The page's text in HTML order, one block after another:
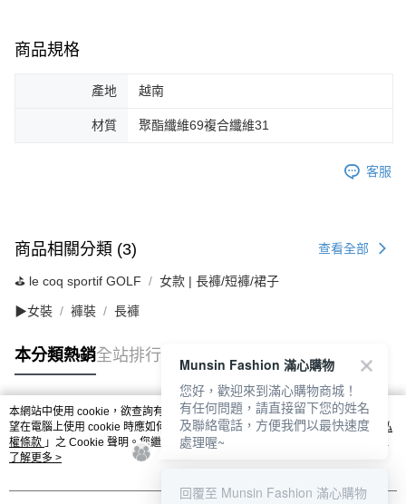
商品規格
產地 越南
材質 聚酯纖維69複合纖維31
客服
商品相關分類 (3) 查看全部
⛳️ le coq sportif GOLF 女款 | 長褲/短褲/裙子
▶女裝 褲裝 長褲
本分類熱銷全站排行
熱門標籤
本網站中使用 cookie，欲查詢有關本網站使用 cookie 方式之詳情，及若您不希
望在電腦上使用 cookie 時應如何變更電腦的 cookie 設定，請參閱本網站「
隱私
權條款 」之 Cookie 聲明。您繼續使用本網站即表示您同意本公司得按本網站使
用條款之 Cookie 聲明使用 cookie。
了解更多 >
Munsin Fashion 滿心購物
您好，歡迎來到滿心購物商城！
有任何問題，請直接留下您的姓名
及聯絡電話，方便我們以最快速度
處理喔~
回覆至 Munsin Fashion 滿心購物